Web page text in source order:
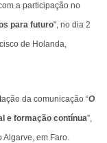
a participação no
para futuro", no dia 2
de Holanda,
da comunicação “O
e formação contínua”,
em Faro.